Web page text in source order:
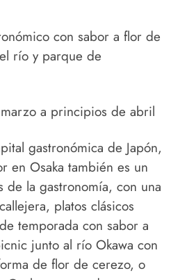
con sabor a flor de
río y parque de
a principios de abril
gastronómica de Japón,
en Osaka también es un
de la gastronomía, con una
platos clásicos
temporada con sabor a
junto al río Okawa con
de flor de cerezo, o